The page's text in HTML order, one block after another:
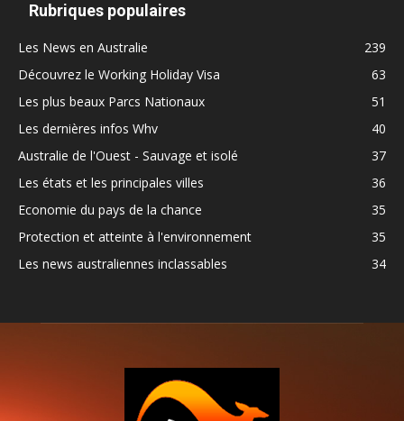
Rubriques populaires
Les News en Australie
239
Découvrez le Working Holiday Visa
63
Les plus beaux Parcs Nationaux
51
Les dernières infos Whv
40
Australie de l'Ouest - Sauvage et isolé
37
Les états et les principales villes
36
Economie du pays de la chance
35
Protection et atteinte à l'environnement
35
Les news australiennes inclassables
34